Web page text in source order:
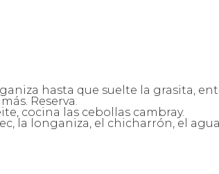
hasta que suelte la grasita,
Reserva.
cocina las cebollas cambray.
la longaniza, el chicharrón, el